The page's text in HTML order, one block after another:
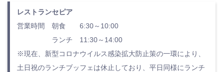
レストランセピア
営業時間 朝食 6:30～10:00
ランチ 11:30～14:00
※現在、新型コロナウイルス感染拡大防止策の一環により、
土日祝のランチブッフェは休止しており、平日同様にランチ